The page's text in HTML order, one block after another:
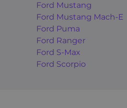
Ford Mustang
Ford Mustang Mach-E
Ford Puma
Ford Ranger
Ford S-Max
Ford Scorpio